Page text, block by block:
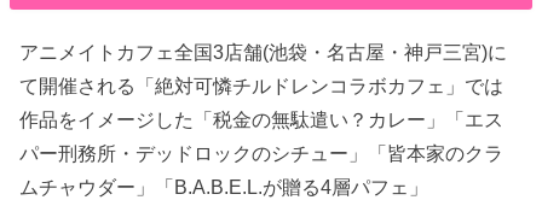
アニメイトカフェ全国3店舗(池袋・名古屋・神戸三宮)に
て開催される「絶対可憐チルドレンコラボカフェ」では
作品をイメージした「税金の無駄遣い？カレー」「エス
パー刑務所・デッドロックのシチュー」「皆本家のクラ
ムチャウダー」「B.A.B.E.L.が贈る4層パフェ」